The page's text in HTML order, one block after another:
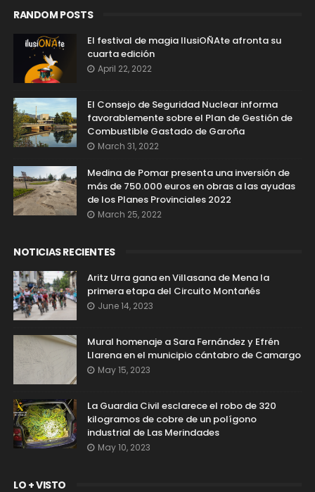
RANDOM POSTS
El festival de magia IlusiOÑAte afronta su
cuarta edición
April 22, 2022
El Consejo de Seguridad Nuclear informa
favorablemente sobre el Plan de Gestión de
Combustible Gastado de Garoña
March 31, 2022
Medina de Pomar presenta una inversión de
más de 750.000 euros en obras a las ayudas
de los Planes Provinciales 2022
March 25, 2022
NOTICIAS RECIENTES
Aritz Urra gana en Villasana de Mena la
primera etapa del Circuito Montañés
June 14, 2023
Mural homenaje a Sara Fernández y Efrén
Llarena en el municipio cántabro de Camargo
May 15, 2023
La Guardia Civil esclarece el robo de 320
kilogramos de cobre de un polígono
industrial de Las Merindades
May 10, 2023
LO + VISTO